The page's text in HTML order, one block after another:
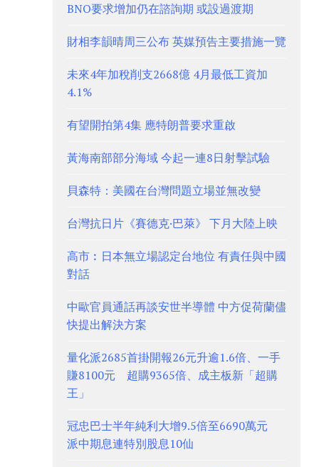
BNO要求增加仍在諮詢期 或設過渡期
財相李韻晴周三公布 英媒預告主要措施一覽
未來4年加稅削支2668億 4月最低工資加
4.1%
有望開拍第4集 應特朗普要求重啟
黃海南部部分海域 今起一連8日射擊試驗
貝森特：美國在台灣問題立場並無改變
台灣抗日片《賽德克·巴萊》 下月大陸上映
高市︰日本無立場認定台地位 有責任與中國
對話
中歐官員通話再談安世半導體 中方促荷蘭儘
快提出解決方案
量化派2685首掛開報26元升逾1.6倍、一手
賺8100元 超購9365倍、成主板新「超購
王」
冠忠巴士半年純利大增9.5倍至6690萬元
派中期息連特別股息10仙